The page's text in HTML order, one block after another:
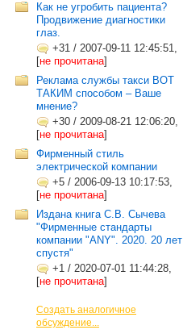
Как не угробить пациента?
Продвижение диагностики
глаз.
+31 / 2007-09-11 12:45:51,
[не прочитана]
Реклама службы такси ВОТ
ТАКИМ способом – Ваше
мнение?
+30 / 2009-08-21 12:06:20,
[не прочитана]
Фирменный стиль
электрической компании
+5 / 2006-09-13 10:17:53,
[не прочитана]
Издана книга С.В. Сычева
"Фирменные стандарты
компании "ANY". 2020. 20 лет
спустя"
+1 / 2020-07-01 11:44:28,
[не прочитана]
Создать аналогичное
обсуждение...